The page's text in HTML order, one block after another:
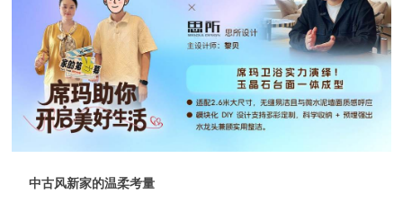
中古风新家的温柔考量